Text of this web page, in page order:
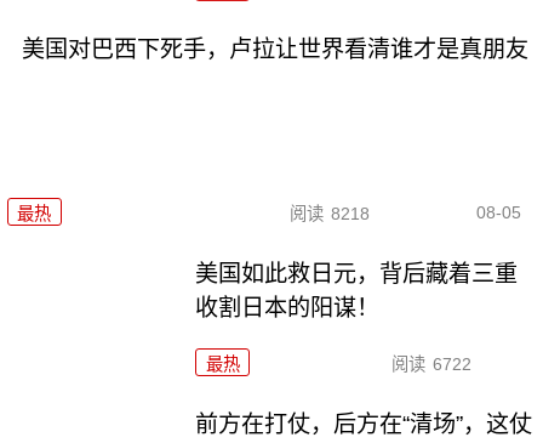
美国对巴西下死手，卢拉让世界看清谁才是真朋友
最热 阅读 8218 08-05
美国如此救日元，背后藏着三重
收割日本的阳谋！
最热 阅读 6722
前方在打仗，后方在“清场”，这仗